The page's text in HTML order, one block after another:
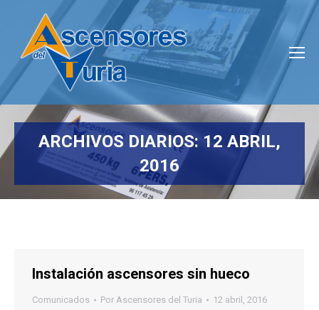
ARCHIVOS DIARIOS: 12 ABRIL,
2016
Estás aquí:
Instalación ascensores sin hueco
Comunicados Por Ascensores del Turia 12 abril, 2016